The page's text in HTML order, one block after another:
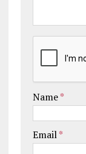
Name*
Email*